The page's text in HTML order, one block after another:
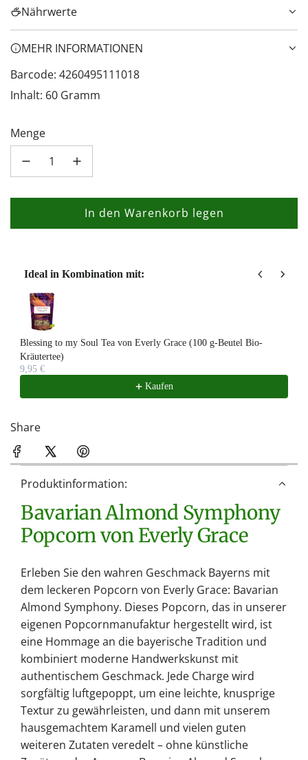
Nährwerte
MEHR INFORMATIONEN
Barcode: 4260495111018
Inhalt: 60 Gramm
Menge
In den Warenkorb legen
L
.
Ideal in Kombination mit:
Use the Previous and Next buttons to navigate through product
Blessing to my Soul Tea von Everly Grace (100 g-Beutel Bio-
Kräutertee)
9,95 €
Kaufen
Share
Produktinformation:
Bavarian Almond Symphony
Popcorn von Everly Grace
Erleben Sie den wahren Geschmack Bayerns mit
dem leckeren Popcorn von Everly Grace: Bavarian
Almond Symphony. Dieses Popcorn, das in unserer
eigenen Popcornmanufaktur hergestellt wird, ist
eine Hommage an die bayerische Tradition und
kombiniert moderne Handwerkskunst mit
authentischem Geschmack. Jede Charge wird
sorgfältig luftgepoppt, um eine leichte, knusprige
Textur zu gewährleisten, und dann mit unserem
hausgemachtem Karamell und vielen guten
weiteren Zutaten veredelt – ohne künstliche